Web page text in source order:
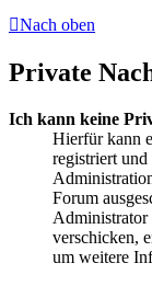
Nach oben
Private
Ich kann keine
Hierfür kann
registriert
Forum
Administrator
verschicken,
um weitere